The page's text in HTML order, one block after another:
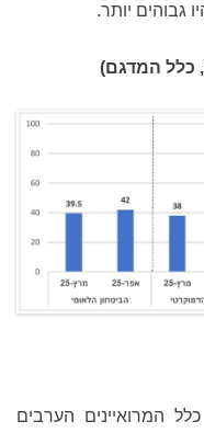
גבוהים יותר.
כלל המדגם)
המרואיינים הערבים